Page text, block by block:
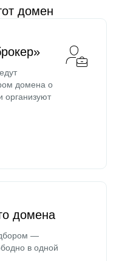
домен
домена о
организуют
домена
—
в одной